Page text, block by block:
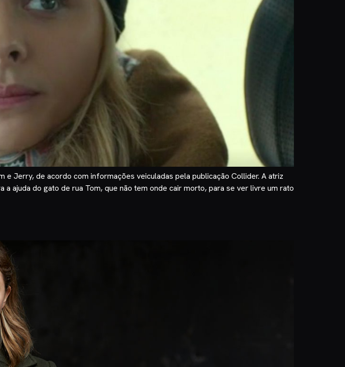
Jerry, de acordo com informações veiculadas pela publicação Collider. A atriz
ajuda do gato de rua Tom, que não tem onde cair morto, para se ver livre um rato